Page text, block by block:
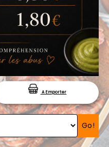
A Emporter
Go!